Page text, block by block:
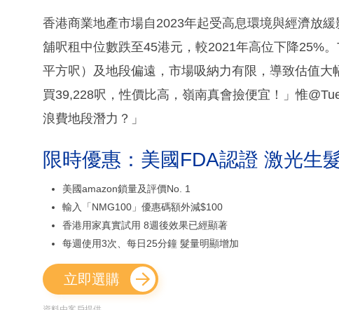
香港商業地產市場自2023年起受高息環境與經濟放
舖呎租中位數跌至45港元，較2021年高位下降25%
平方呎）及地段偏遠，市場吸納力有限，導致估值
買39,228呎，性價比高，嶺南真會撿便宜！」惟
浪費地段潛力？」
限時優惠：美國FDA認證 激光生
美國amazon鎖量及評價No. 1
輸入「NMG100」優惠碼額外減$100
香港用家真實試用 8週後效果已經顯著
每週使用3次、每日25分鐘 髮量明顯增加
立即選購